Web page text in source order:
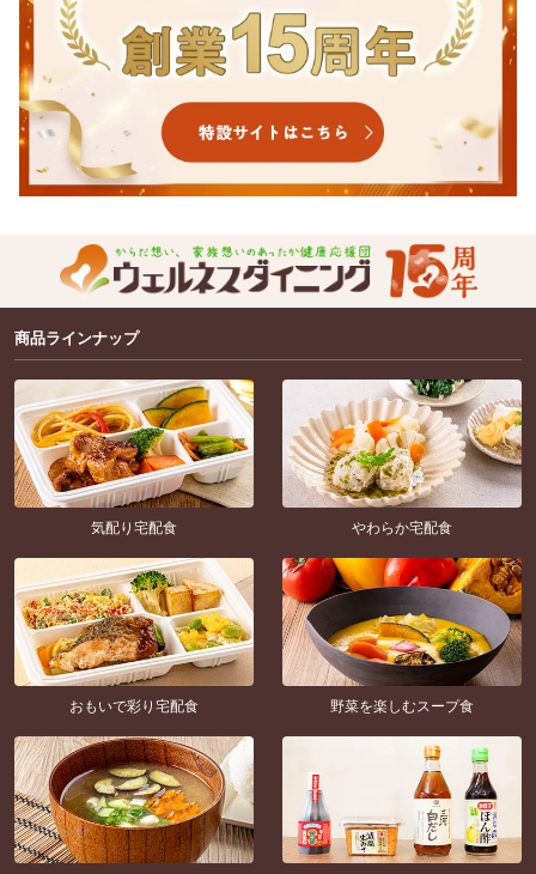
商品ラインナップ
気配り宅配食 やわらか宅配食
おもいで彩り宅配食 野菜を楽しむスープ食